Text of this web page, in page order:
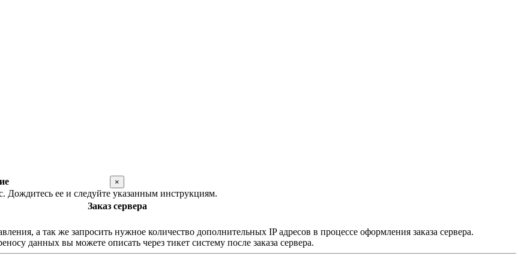
×
Заказ сервера
а так же запросить нужное количество дополнительных IP адресов в процессе оформления заказа сервера.
данных вы можете описать через тикет систему после заказа сервера.
ее и следуйте указанным инструкциям.